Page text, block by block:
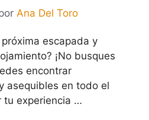
Ana Del Toro
escapada y
¡No busques
encontrar
asequibles en todo el
tu experiencia …